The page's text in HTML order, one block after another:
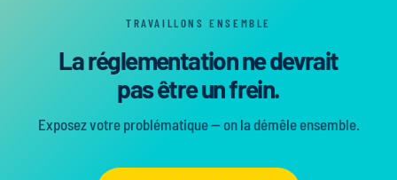
TRAVAILLONS ENSEMBLE
La réglementation ne devrait
pas être un frein.
Exposez votre problématique — on la démêle ensemble.